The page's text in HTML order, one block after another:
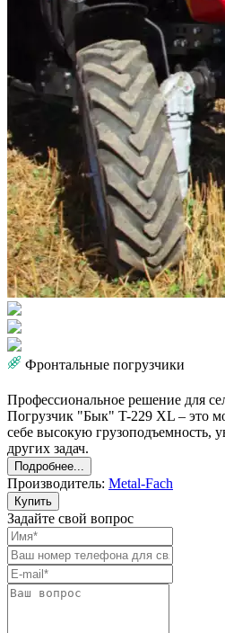
Фронтальные погрузчики
Профессиональное решение для
Погрузчик "Бык" T-229 XL – это
себе высокую грузоподъемность,
других задач.
Подробнее...
Производитель: Metal-Fach
Купить
Задайте свой вопрос